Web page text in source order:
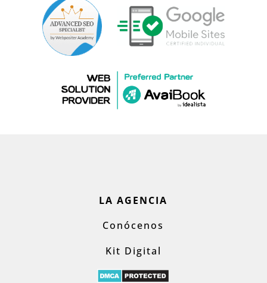
LA AGENCIA
Conócenos
Kit Digital